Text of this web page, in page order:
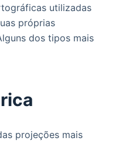
utilizadas
próprias
dos tipos mais
projeções mais